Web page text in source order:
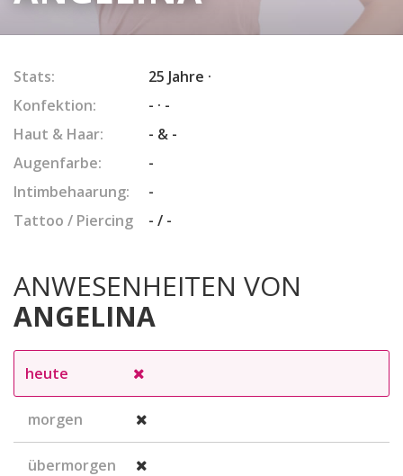
Stats:
25 Jahre ·
Konfektion:
- · -
Haut & Haar:
- & -
Augenfarbe:
-
Intimbehaarung:
-
Tattoo / Piercing
- / -
ANWESENHEITEN VON
ANGELINA
heute
morgen
übermorgen